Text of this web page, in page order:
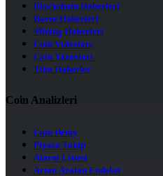
Blockchain Haberleri
Borsa Haberleri
Mining Haberleri
Coin Videoları
Coin Yazarları
Tüm Haberler
Coin Analizleri
Coin Detay
Piyasa Takip
Alarm Listesi
Artan Azalan Endeksi